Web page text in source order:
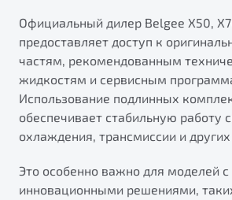
Официальный дилер Belgee X50,
предоставляет доступ к
частям, рекомендованным
жидкостям и сервисным
Использование подлинных
обеспечивает стабильную работу
охлаждения, трансмиссии и других
Это особенно важно для моделей с
инновационными решениями,